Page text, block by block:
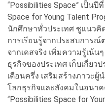
“Possibilities Space” เป็นปี
Space for Young Talent
นักศึกษาทั่วประเทศ ชูแนวคิ
การเรียนรู้จากประสบการณ์
จากเคสจริง เพิ่มความรู้เน้น
ธุรกิจของประเทศ เก็บเกี่ยว
เดือนครึ่ง เสริมสร้างภาวะ
โลกธุรกิจและสังคมในอนา
“Possibilities Space for